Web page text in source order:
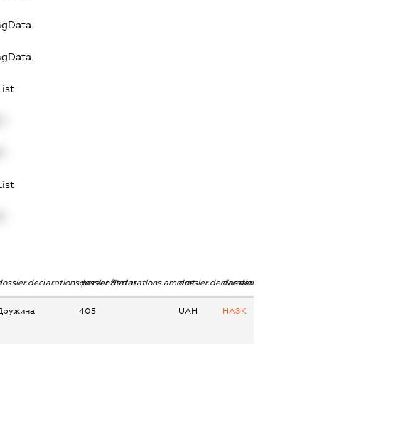
dossier.declarations.amountdossier.declarations.currency
dossier.declarations.source
405 UAH НАЗК